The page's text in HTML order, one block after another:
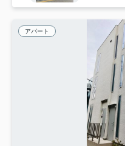
アパート